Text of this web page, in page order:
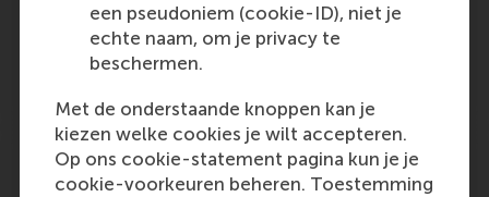
een pseudoniem (cookie-ID), niet je
echte naam, om je privacy te
beschermen.
Met de onderstaande knoppen kan je
kiezen welke cookies je wilt accepteren.
Op ons cookie-statement pagina kun je je
cookie-voorkeuren beheren. Toestemming
Outlet:
Forum Media Type:
Scientific or industry journal
Duurzaam synthesegas uit biomassa
afval goed voor 100.000 euro